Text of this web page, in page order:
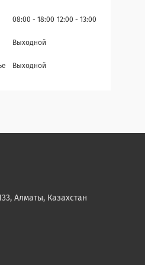
08:00 18:00 12:00 13:00
Выходной
Выходной
Алматы, Казахстан